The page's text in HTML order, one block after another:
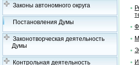
Законы автономного округа
Постановления Думы
Законотворческая деятельность
Думы
Контрольная деятельность